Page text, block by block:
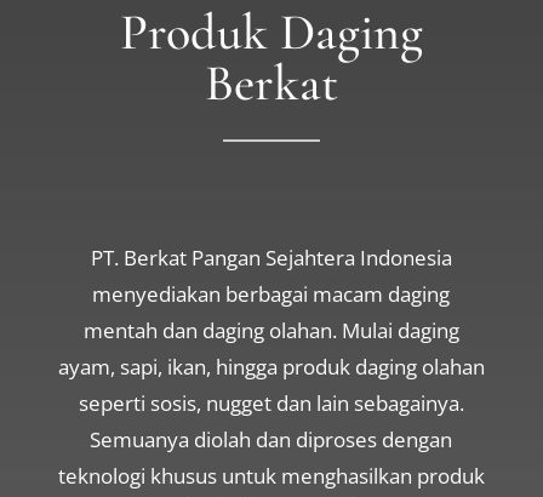
Produk Daging
Berkat
PT. Berkat Pangan Sejahtera Indonesia
menyediakan berbagai macam daging
mentah dan daging olahan. Mulai daging
ayam, sapi, ikan, hingga produk daging olahan
seperti sosis, nugget dan lain sebagainya.
Semuanya diolah dan diproses dengan
teknologi khusus untuk menghasilkan produk